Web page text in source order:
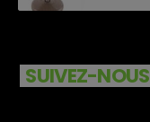
SUIVEZ-NOUS